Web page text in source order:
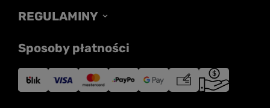
REGULAMINY
Sposoby płatności